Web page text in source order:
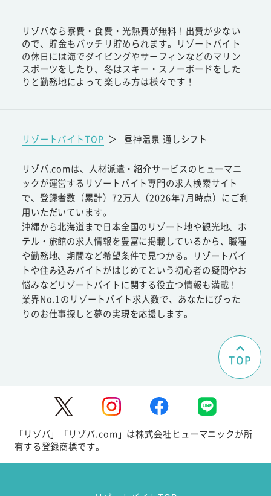
リゾバなら寮費・食費・光熱費が無料！出費が少ない
ので、貯金もバッチリ貯められます。リゾートバイト
の休日には海でダイビングやサーフィンなどのマリン
スポーツをしたり、冬はスキー・スノーボードをした
りと勤務地によって楽しみ方は様々です！
リゾートバイトTOP ＞ 昼神温泉 通しシフト
リゾバ.comは、人材派遣・紹介サービスのヒューマニ
ックが運営するリゾートバイト専門の求人検索サイト
で、登録者数（累計）72万人（2026年7月時点）にご利
用いただいています。
沖縄から北海道まで日本全国のリゾート地や観光地、ホ
テル・旅館の求人情報を豊富に掲載しているから、職種
や勤務地、期間など希望条件で見つかる。リゾートバイ
トや住み込みバイトがはじめてという初心者の疑問やお
悩みなどリゾートバイトに関する役立つ情報も満載！
業界No.1のリゾートバイト求人数で、あなたにぴった
りのお仕事探しと夢の実現を応援します。
TOP
「リゾバ」「リゾバ.com」は株式会社ヒューマニックが所
有する登録商標です。